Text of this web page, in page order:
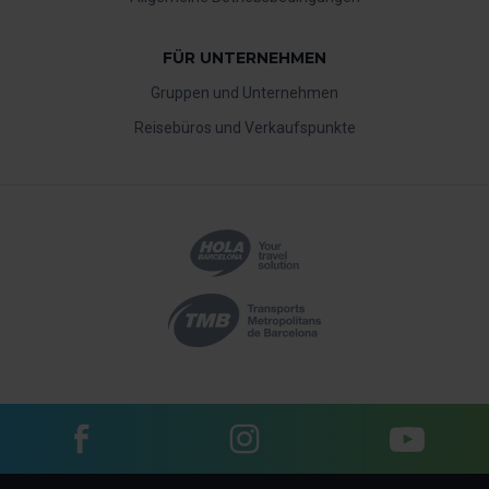
FÜR UNTERNEHMEN
Gruppen und Unternehmen
Reisebüros und Verkaufspunkte